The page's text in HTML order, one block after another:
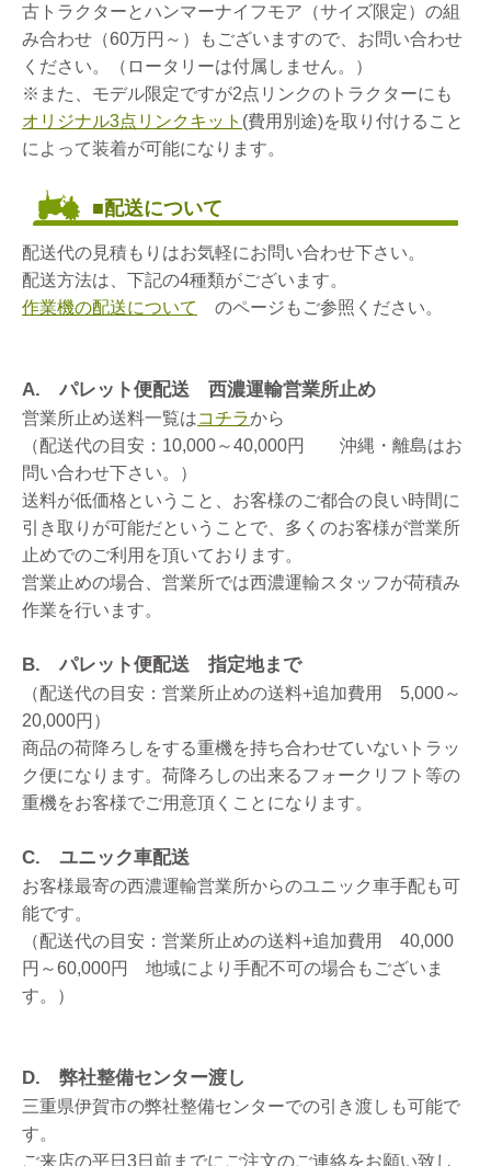
古トラクターとハンマーナイフモア（サイズ限定）の組
み合わせ（60万円～）もございますので、お問い合わせ
ください。（ロータリーは付属しません。）
※また、モデル限定ですが2点リンクのトラクターにも
オリジナル3点リンクキット (費用別途)を取り付けること
によって装着が可能になります。
■配送について
配送代の見積もりはお気軽にお問い合わせ下さい。
配送方法は、下記の4種類がございます。
作業機の配送について
のページもご参照ください。
A. パレット便配送 西濃運輸営業所止め
営業所止め送料一覧はコチラから
（配送代の目安：10,000～40,000円 沖縄・離島はお
問い合わせ下さい。）
送料が低価格ということ、お客様のご都合の良い時間に
引き取りが可能だということで、多くのお客様が営業所
止めでのご利用を頂いております。
営業止めの場合、営業所では西濃運輸スタッフが荷積み
作業を行います。
B. パレット便配送 指定地まで
（配送代の目安：営業所止めの送料+追加費用 5,000～
20,000円）
商品の荷降ろしをする重機を持ち合わせていないトラッ
ク便になります。荷降ろしの出来るフォークリフト等の
重機をお客様でご用意頂くことになります。
C. ユニック車配送
お客様最寄の西濃運輸営業所からのユニック車手配も可
能です。
（配送代の目安：営業所止めの送料+追加費用 40,000
円～60,000円 地域により手配不可の場合もございま
す。）
D. 弊社整備センター渡し
三重県伊賀市の弊社整備センターでの引き渡しも可能で
す。
ご来店の平日3日前までにご注文のご連絡をお願い致し